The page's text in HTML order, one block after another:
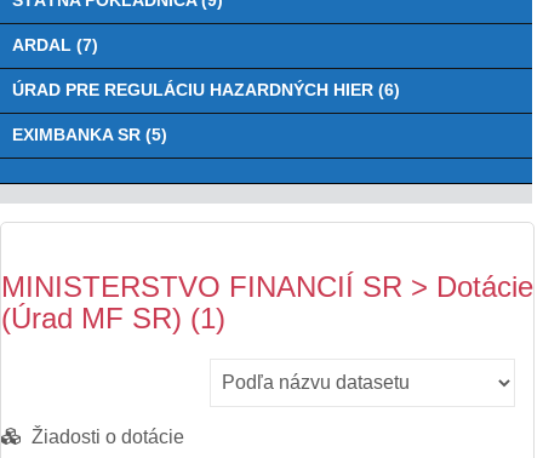
ARDAL (7)
ÚRAD PRE REGULÁCIU HAZARDNÝCH HIER (6)
EXIMBANKA SR (5)
MINISTERSTVO FINANCIÍ SR > Dotácie
(Úrad MF SR) (1)
Žiadosti o dotácie